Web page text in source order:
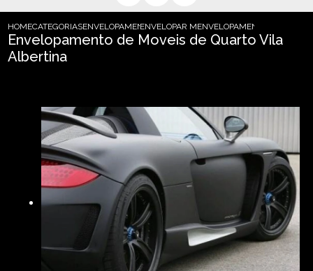
HOMECATEGORIASENVELOPAMENTO DE MOVEISENVELOPAR MOVEIS DE MADEIRA
ENVELOPAMENTO DE
Envelopamento de Moveis de Quarto Vila
Albertina